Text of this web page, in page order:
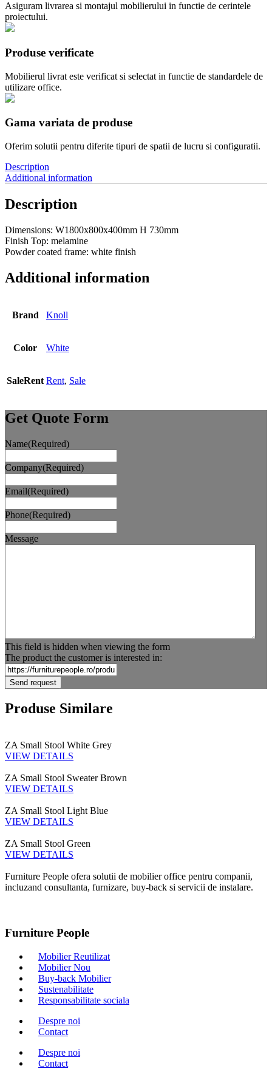
Asiguram livrarea si montajul mobilierului in functie de cerintele
proiectului.
Produse verificate
Mobilierul livrat este verificat si selectat in functie de standardele de
utilizare office.
Gama variata de produse
Oferim solutii pentru diferite tipuri de spatii de lucru si configuratii.
Description
Additional information
Description
Dimensions: W1800x800x400mm H 730mm
Finish Top: melamine
Powder coated frame: white finish
Additional information
Brand Knoll
Color White
SaleRent Rent, Sale
Get Quote Form
Name(Required)
Company(Required)
Email(Required)
Phone(Required)
Message
This field is hidden when viewing the form
The product the customer is interested in:
Produse Similare
ZA Small Stool White Grey
VIEW DETAILS
ZA Small Stool Sweater Brown
VIEW DETAILS
ZA Small Stool Light Blue
VIEW DETAILS
ZA Small Stool Green
VIEW DETAILS
Furniture People ofera solutii de mobilier office pentru companii,
incluzand consultanta, furnizare, buy-back si servicii de instalare.
Furniture People
Mobilier Reutilizat
Mobilier Nou
Buy-back Mobilier
Sustenabilitate
Responsabilitate sociala
Despre noi
Contact
Despre noi
Contact